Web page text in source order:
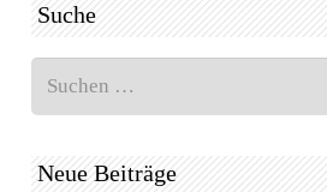
Suche
Suchen
nach:
Neue Beiträge